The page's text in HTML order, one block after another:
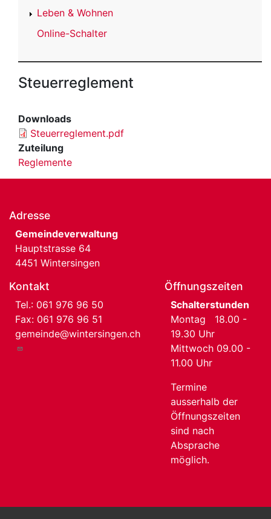
Leben & Wohnen
Online-Schalter
Steuerreglement
Downloads
Steuerreglement.pdf
Zuteilung
Reglemente
Adresse
Gemeindeverwaltung
Hauptstrasse 64
4451 Wintersingen
Kontakt
Tel.: 061 976 96 50
Fax: 061 976 96 51
gemeinde@wintersingen.ch
Öffnungszeiten
Schalterstunden
Montag 18.00 -
19.30 Uhr
Mittwoch 09.00 -
11.00 Uhr
Termine
ausserhalb der
Öffnungszeiten
sind nach
Absprache
möglich.